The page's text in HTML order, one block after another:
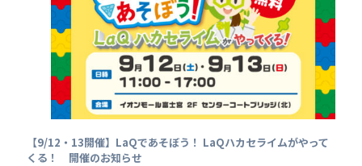
【9/12・13開催】LaQであそぼう！ LaQハカセライムがやって
くる！ 開催のお知らせ